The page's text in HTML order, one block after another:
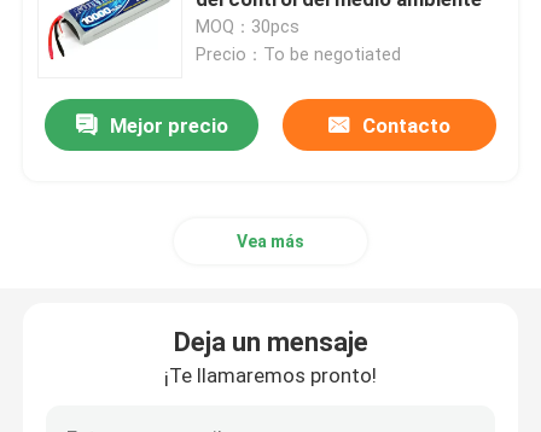
Batería privada del abejón del aficionado
Batería del arrancador del coche de la emergencia
Batería del aeroplano de RC
MOQ：30pcs
Precio：To be negotiated
Mejor precio Contacto
Vea más
Deja un mensaje
¡Te llamaremos pronto!